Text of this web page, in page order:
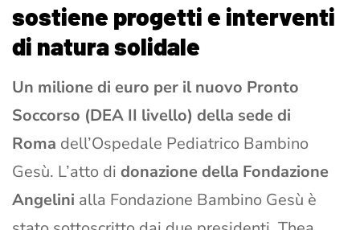
sostiene progetti e interventi
di natura solidale
Un milione di euro per il nuovo Pronto
Soccorso (DEA II livello) della sede di
Roma dell’Ospedale Pediatrico Bambino
Gesù. L’atto di donazione della Fondazione
Angelini alla Fondazione Bambino Gesù è